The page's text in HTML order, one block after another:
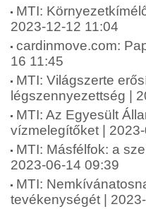
MTI:
2023-12-12 11:04
cardinmove.com:
16 11:45
MTI: Világszerte
légszennyezettség |
MTI: Az Egyesült
vízmelegítőket |
MTI: Másfélfok: a
2023-06-14 09:39
MTI:
tevékenységét |